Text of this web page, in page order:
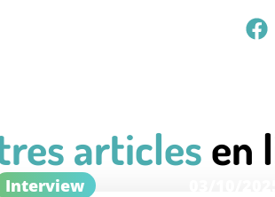
articlesen
Interview